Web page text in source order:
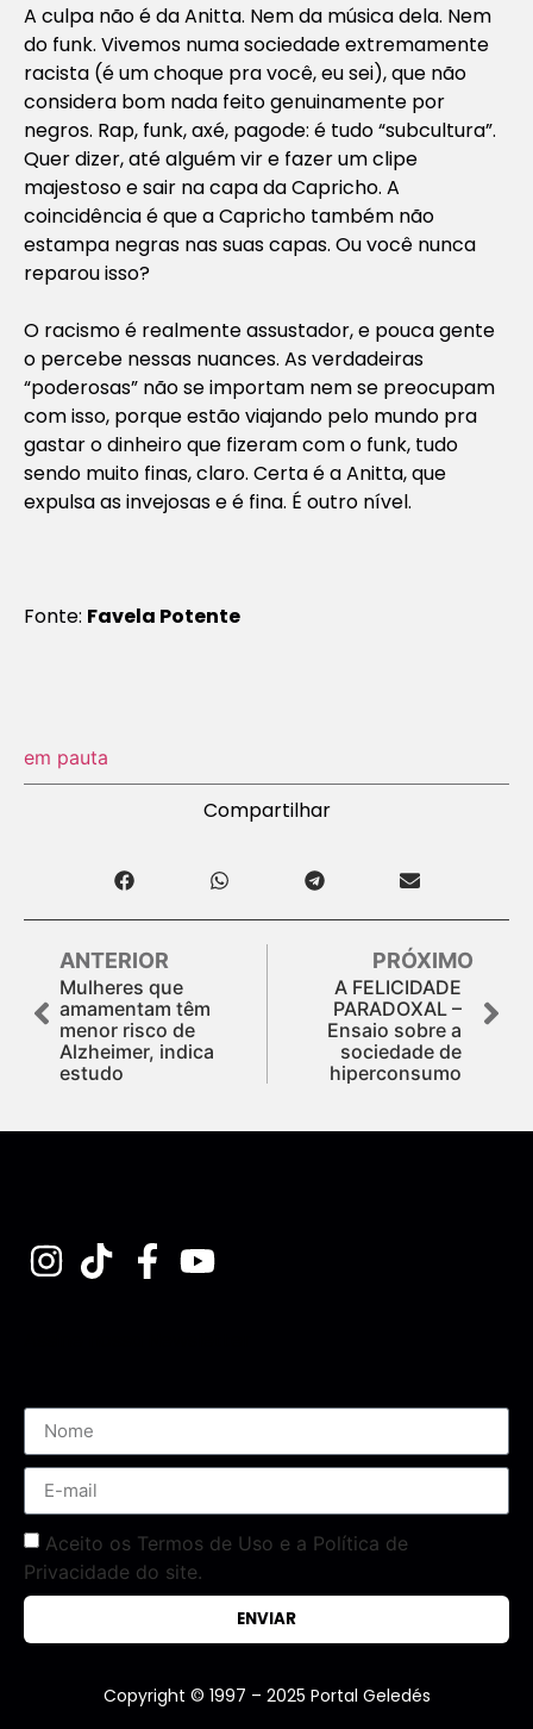
A culpa não é da Anitta. Nem da música dela. Nem
do funk. Vivemos numa sociedade extremamente
racista (é um choque pra você, eu sei), que não
considera bom nada feito genuinamente por
negros. Rap, funk, axé, pagode: é tudo “subcultura”.
Quer dizer, até alguém vir e fazer um clipe
majestoso e sair na capa da Capricho. A
coincidência é que a Capricho também não
estampa negras nas suas capas. Ou você nunca
reparou isso?
O racismo é realmente assustador, e pouca gente
o percebe nessas nuances. As verdadeiras
“poderosas” não se importam nem se preocupam
com isso, porque estão viajando pelo mundo pra
gastar o dinheiro que fizeram com o funk, tudo
sendo muito finas, claro. Certa é a Anitta, que
expulsa as invejosas e é fina. É outro nível.
Fonte: Favela Potente
em pauta
Compartilhar
ANTERIOR
Mulheres que
amamentam têm
menor risco de
Alzheimer, indica
estudo
PRÓXIMO
A FELICIDADE
PARADOXAL –
Ensaio sobre a
sociedade de
hiperconsumo
Aceito os Termos de Uso e a Política de
Privacidade do site.
ENVIAR
Copyright © 1997 – 2025 Portal Geledés